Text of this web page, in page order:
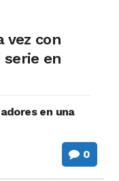
vez con
serie en
en una
0